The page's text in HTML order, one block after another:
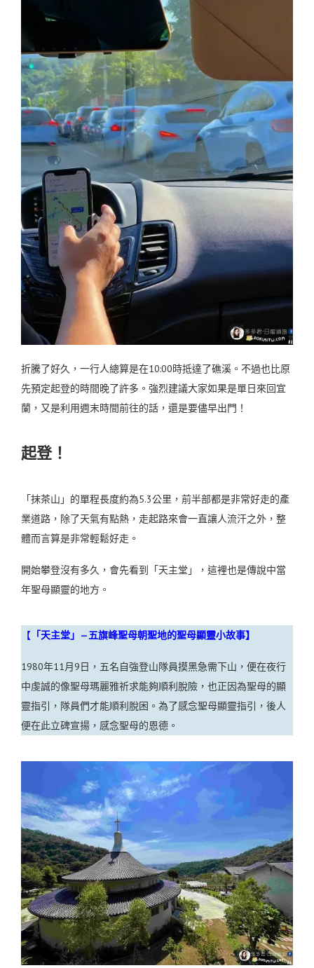
折騰了好久，一行人總算是在10:00時抵達了礁溪。不過也比原
先預定起登的時間晚了許多。強烈建議大家如果是單日來回宜
蘭，又是利用週末時間前往的話，還是要儘早出門！
起登！
「抹茶山」的單程長度約為5.3公里，前半部都是非常好走的產
業道路，除了天氣有點熱，走起路來會一直讓人流汗之外，整
體而言算是非常輕鬆好走。
開始攀登沒有多久，會先看到「天主堂」，這裡也是傳說中當
年聖母顯靈的地方。
【 「天主堂」—五旗峰聖母朝聖地的聖母顯靈小故事】
1980年11月9日，五名自強登山隊員摸黑急需下山，便在夜行
中虔誠的像聖母瑪麗雅祈求能夠順利脫險，也正因為聖母的顯
靈指引，隊員們才能順利脫困。為了感念聖母顯靈指引，後人
便在此立碑宣揚，感念聖母的恩德。